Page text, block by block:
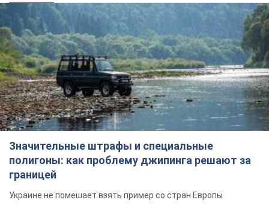
Значительные штрафы и специальные
полигоны: как проблему джипинга решают за
границей
Украине не помешает взять пример со стран Европы